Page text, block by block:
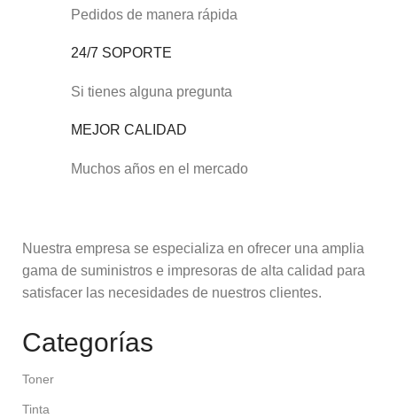
Pedidos de manera rápida
24/7 SOPORTE
Si tienes alguna pregunta
MEJOR CALIDAD
Muchos años en el mercado
Nuestra empresa se especializa en ofrecer una amplia
gama de suministros e impresoras de alta calidad para
satisfacer las necesidades de nuestros clientes.
Categorías
Toner
Tinta